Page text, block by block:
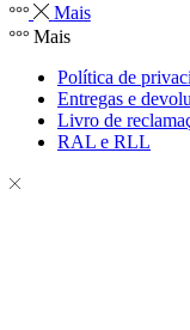
Mais
Mais
Política de
Entregas e
Livro de
RAL e RLL